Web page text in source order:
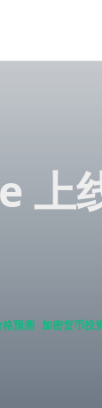
上
格预测 加密货币投